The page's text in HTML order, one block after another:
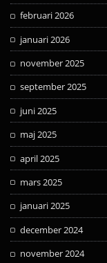
februari 2026
januari 2026
november 2025
september 2025
juni 2025
maj 2025
april 2025
mars 2025
januari 2025
december 2024
november 2024